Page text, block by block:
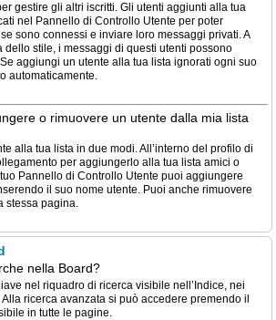
gestire gli altri iscritti. Gli utenti aggiunti alla tua
nel Pannello di Controllo Utente per poter
sono connessi e inviare loro messaggi privati. A
stile, i messaggi di questi utenti possono
aggiungi un utente alla tua lista ignorati ogni suo
automaticamente.
o rimuovere un utente dalla mia lista
alla tua lista in due modi. All’interno del profilo di
per aggiungerlo alla tua lista amici o
Pannello di Controllo Utente puoi aggiungere
il suo nome utente. Puoi anche rimuovere
stessa pagina.
nella Board?
nel riquadro di ricerca visibile nell’Indice, nei
ricerca avanzata si può accedere premendo il
in tutte le pagine.